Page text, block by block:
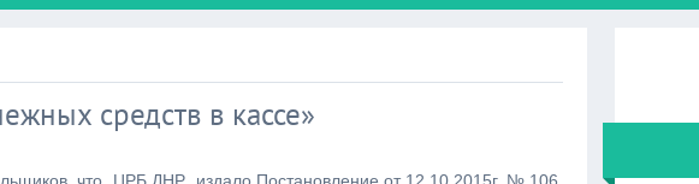
средств в кассе»